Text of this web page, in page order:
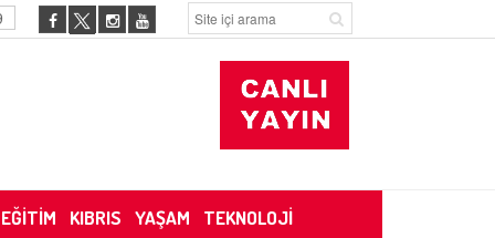
EĞİTİM KIBRIS YAŞAM TEKNOLOJİ